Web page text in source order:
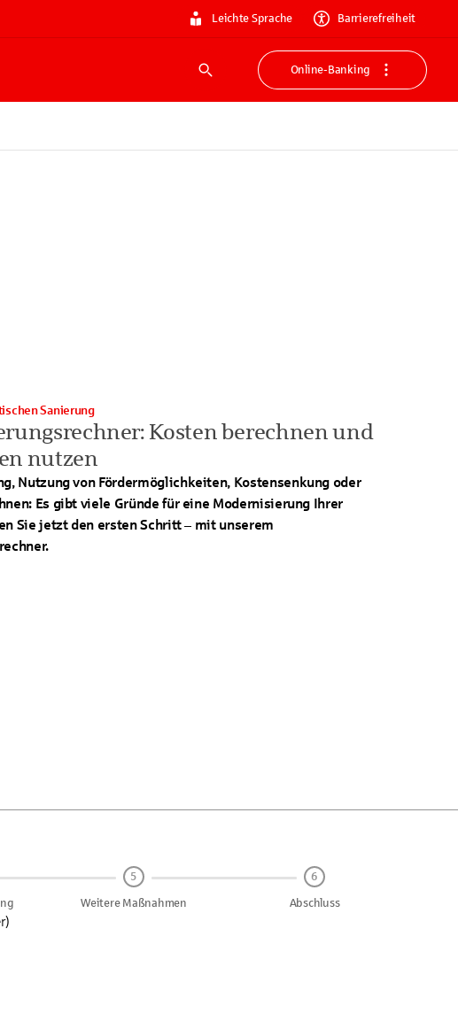
Leichte Sprache Barrierefreiheit
Suche
Online-Banking
Kosten berechnen und
nutzen
Sanierung
Nutzung von Fördermöglichkeiten, Kostensenkung oder
Es gibt viele Gründe für eine Modernisierung Ihrer
Sie jetzt den ersten Schritt – mit unserem
5
Weitere Maßnahmen
6
Abschluss